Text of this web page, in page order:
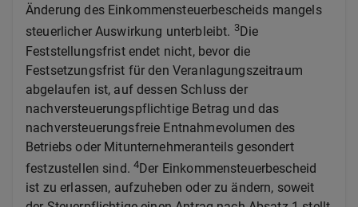
Änderung des Einkommensteuerbescheids mangels
steuerlicher Auswirkung unterbleibt. 3Die
Feststellungsfrist endet nicht, bevor die
Festsetzungsfrist für den Veranlagungszeitraum
abgelaufen ist, auf dessen Schluss der
nachversteuerungspflichtige Betrag und das
nachversteuerungsfreie Entnahmevolumen des
Betriebs oder Mitunternehmeranteils gesondert
festzustellen sind.4Der Einkommensteuerbescheid
ist zu erlassen, aufzuheben oder zu ändern, soweit